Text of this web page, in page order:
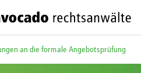
an die formale Angebotsprüfung